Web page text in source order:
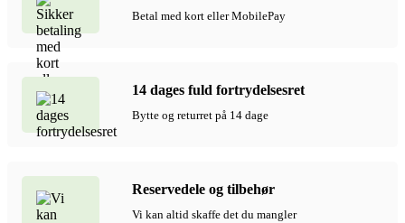
2x24V,
antal
Betal med kort eller MobilePay
14 dages fuld fortrydelsesret
Bytte og returret på 14 dage
Reservedele og tilbehør
Vi kan altid skaffe det du mangler